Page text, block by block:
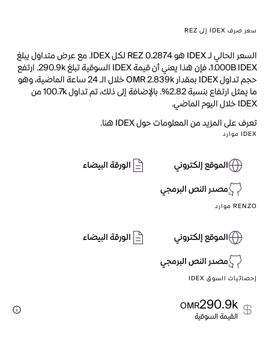
سعر صرف IDEX إلى REZ
السعر الحالي لـ IDEX هو REZ 0.2874 لكل IDEX. مع عرض متداول يبلغ
1.000B IDEX، فإن هذا يعني أن قيمة IDEX السوقية تبلغ 290.9k. ارتفع
حجم تداول IDEX بمقدار OMR 2.839k خلال الـ 24 ساعة الماضية، وهو
ما يمثل ارتفاع بنسبة 2.82%. بالإضافة إلى ذلك، تم تداول 100.7k من
IDEX خلال اليوم الماضي.
تعرف على المزيد من المعلومات حول IDEX هنا.
IDEX موارد
الموقع إلكتروني
الورقة البيضاء
مصدر النص البرمجي
RENZO موارد
الموقع إلكتروني
الورقة البيضاء
مصدر النص البرمجي
إحصائيات السوق IDEX
290.9k
OMR
القيمة السوقية